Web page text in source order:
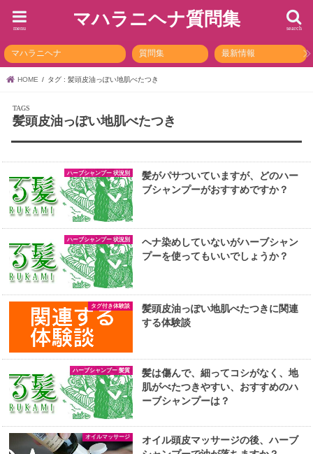
マハラニヘナ質問集 search
menu
マハラニヘナ 質問集 最新情報
HOME タグ : 髪頭皮油っぽい地肌べたつき
髪頭皮油っぽい地肌べたつき
ハーブシャンプー 状況別
髪がパサついていますが、どのハー
ブシャンプーがおすすめですか？
ハーブシャンプー 状況別
ヘナ染めしていないがハーブシャン
プーを使ってもいいでしょうか？
タグ付き体験談
髪頭皮油っぽい地肌べたつきに関連
する体験談
ハーブシャンプー 髪質
髪は傷んで、細ってコシがなく、地
肌がべたつきやすい、おすすめのハ
ーブシャンプーは？
オイルマッサージ
オイル頭皮マッサージの後、ハーブ